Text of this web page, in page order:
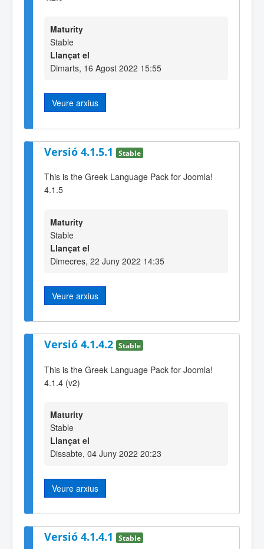
Maturity
Stable
Llançat el
Dimarts, 16 Agost 2022 15:55
Veure arxius
Versió 4.1.5.1 Stable
This is the Greek Language Pack for Joomla!
4.1.5
Maturity
Stable
Llançat el
Dimecres, 22 Juny 2022 14:35
Veure arxius
Versió 4.1.4.2 Stable
This is the Greek Language Pack for Joomla!
4.1.4 (v2)
Maturity
Stable
Llançat el
Dissabte, 04 Juny 2022 20:23
Veure arxius
Versió 4.1.4.1 Stable